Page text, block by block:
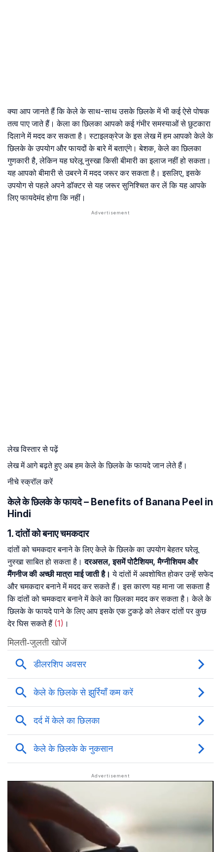
क्या आप जानते हैं कि केले के साथ-साथ उसके छिलके में भी कई ऐसे पोषक
तत्व पाए जाते हैं। केला का छिलका आपको कई गंभीर समस्याओं से छुटकारा
दिलाने में मदद कर सकता है। स्टाइलक्रेज के इस लेख में हम आपको केले के
छिलके के उपयोग और फायदों के बारे में बताएंगे। बेशक, केले का छिलका
गुणकारी है, लेकिन यह घरेलू नुस्खा किसी बीमारी का इलाज नहीं हो सकता।
यह आपको बीमारी से उबरने में मदद जरूर कर सकता है। इसलिए, इसके
उपयोग से पहले अपने डॉक्टर से यह जरूर सुनिश्चित कर लें कि यह आपके
लिए फायदेमंद होगा कि नहीं।
लेख विस्तार से पढ़ें
लेख में आगे बढ़ते हुए अब हम केले के छिलके के फायदे जान लेते हैं।
नीचे स्क्रॉल करें
केले के छिलके के फायदे – Benefits of Banana Peel in
Hindi
1. दांतों को बनाए चमकदार
दांतों को चमकदार बनाने के लिए केले के छिलके का उपयोग बेहतर घरेलू
नुस्खा साबित हो सकता है।दरअसल, इसमें पोटैशियम, मैग्नीशियम और
मैंगनीज की अच्छी मात्रा माई जाती है। ये दांतों में अवशोषित होकर उन्हें सफेद
और चमकदार बनाने में मदद कर सकते हैं। इस कारण यह माना जा सकता है
कि दांतों को चमकदार बनाने में केले का छिलका मदद कर सकता है। केले के
छिलके के फायदे पाने के लिए आप इसके एक टुकड़े को लेकर दांतों पर कुछ
देर घिस सकते हैं (1) ।